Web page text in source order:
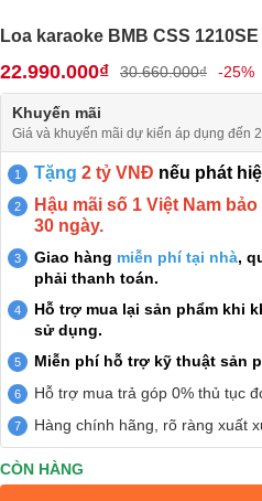
Loa karaoke BMB CSS 1210SE
22.990.000₫ 30.660.000₫ -25%
Khuyến mãi
Giá và khuyến mãi dự kiến áp dụng đến
Tặng 2 tỷ VNĐ nếu phát
Hậu mãi số 1 Việt Nam
30 ngày.
Giao hàng miễn phí tại nhà,
phải thanh toán.
Hỗ trợ mua lại sản phẩm khi
sử dụng.
Miễn phí hỗ trợ kỹ thuật sản
Hỗ trợ mua trả góp 0% thủ tục
Hàng chính hãng, rõ ràng xuất
CÒN HÀNG